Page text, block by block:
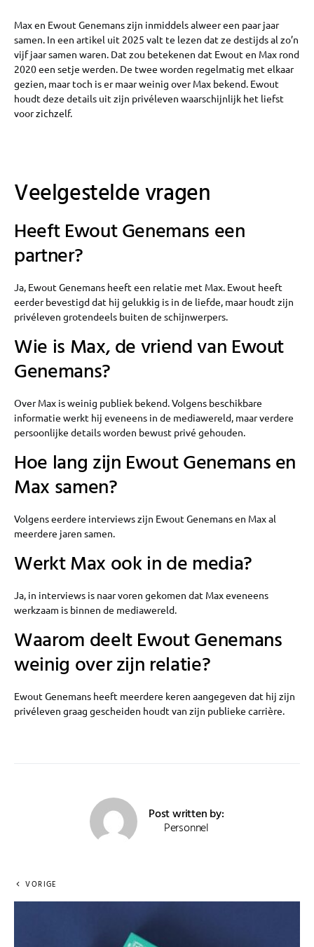
Max en Ewout Genemans zijn inmiddels alweer een paar jaar
samen. In een artikel uit 2025 valt te lezen dat ze destijds al zo’n
vijf jaar samen waren. Dat zou betekenen dat Ewout en Max rond
2020 een setje werden. De twee worden regelmatig met elkaar
gezien, maar toch is er maar weinig over Max bekend. Ewout
houdt deze details uit zijn privéleven waarschijnlijk het liefst
voor zichzelf.
Veelgestelde vragen
Heeft Ewout Genemans een
partner?
Ja, Ewout Genemans heeft een relatie met Max. Ewout heeft
eerder bevestigd dat hij gelukkig is in de liefde, maar houdt zijn
privéleven grotendeels buiten de schijnwerpers.
Wie is Max, de vriend van Ewout
Genemans?
Over Max is weinig publiek bekend. Volgens beschikbare
informatie werkt hij eveneens in de mediawereld, maar verdere
persoonlijke details worden bewust privé gehouden.
Hoe lang zijn Ewout Genemans en
Max samen?
Volgens eerdere interviews zijn Ewout Genemans en Max al
meerdere jaren samen.
Werkt Max ook in de media?
Ja, in interviews is naar voren gekomen dat Max eveneens
werkzaam is binnen de mediawereld.
Waarom deelt Ewout Genemans
weinig over zijn relatie?
Ewout Genemans heeft meerdere keren aangegeven dat hij zijn
privéleven graag gescheiden houdt van zijn publieke carrière.
Post written by:
Personnel
VORIGE